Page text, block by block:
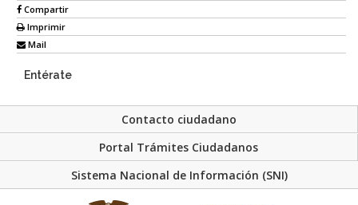
Compartir
Imprimir
Mail
Entérate
Contacto ciudadano
Portal Trámites Ciudadanos
Sistema Nacional de Información (SNI)